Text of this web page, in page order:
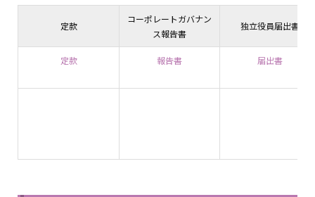
定款
コーポレートガバナン
ス報告書
独立役員届出書
定款 報告書 届出書